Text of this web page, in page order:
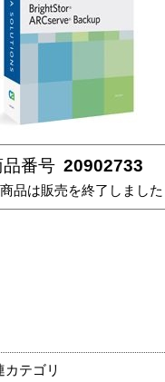
品番号 20902733
品は販売を終了しました
カテゴリ